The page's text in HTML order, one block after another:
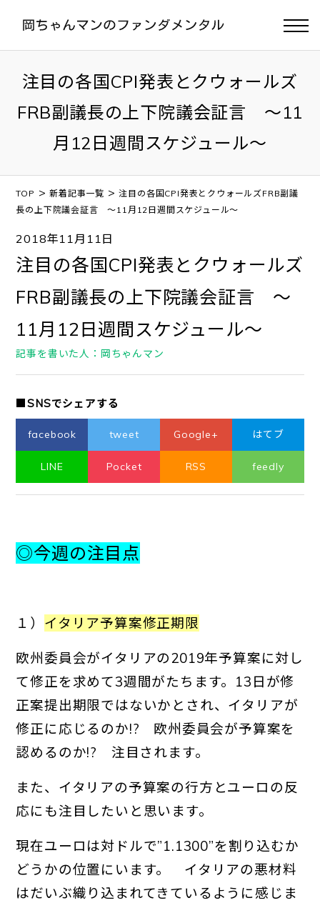
注目の各国CPI発表とクウォールズ
FRB副議長の上下院議会証言 ～11
月12日週間スケジュール～
TOP >新着記事一覧 >注目の各国CPI発表とクウォールズFRB副議
長の上下院議会証言 ～11月12日週間スケジュール～
2018年11月11日
注目の各国CPI発表とクウォールズ
FRB副議長の上下院議会証言 ～
11月12日週間スケジュール～
記事を書いた人：岡ちゃんマン
■SNSでシェアする
facebook tweet Google+ はてブ
LINE Pocket RSS feedly
◎今週の注目点
１） イタリア予算案修正期限
欧州委員会がイタリアの2019年予算案に対し
て修正を求めて3週間がたちます。 13日が修
正案提出期限ではないかとされ、イタリアが
修正に応じるのか!? 欧州委員会が予算案を
認めるのか!? 注目されます。
また、イタリアの予算案の行方とユーロの反
応にも注目したいと思います。
現在ユーロは対ドルで”1.1300”を割り込むか
どうかの位置にいます。 イタリアの悪材料
はだいぶ織り込まれてきているように感じま